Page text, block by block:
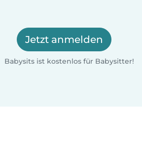
Jetzt anmelden
Babysits ist kostenlos für Babysitter!